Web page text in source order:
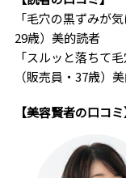
「毛穴の黒ずみが
29歳）美的読者
「スルッと落ちて
（販売員・37歳）
【美容賢者の口コミ